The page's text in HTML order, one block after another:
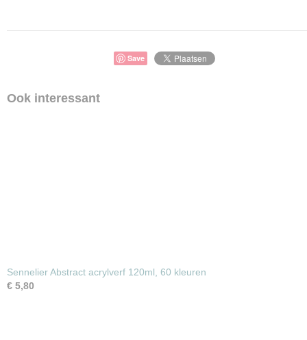
Save
Ook interessant
Sennelier Abstract acrylverf 120ml, 60 kleuren
€ 5,80